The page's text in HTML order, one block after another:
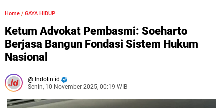
Home / GAYA HIDUP
Ketum Advokat Pembasmi: Soeharto
Berjasa Bangun Fondasi Sistem Hukum
Nasional
Indolin.id
Senin, 10 November 2025, 00:19 WIB